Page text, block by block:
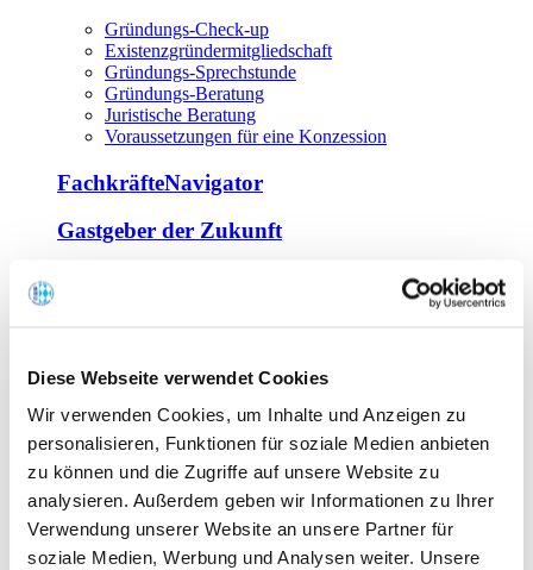
Diese Webseite verwendet Cookies
Wir verwenden Cookies, um Inhalte und Anzeigen zu
personalisieren, Funktionen für soziale Medien anbieten
zu können und die Zugriffe auf unsere Website zu
analysieren. Außerdem geben wir Informationen zu Ihrer
Verwendung unserer Website an unsere Partner für
soziale Medien, Werbung und Analysen weiter. Unsere
Gründungs-Check-up
Existenzgründermitgliedschaft
Gründungs-Sprechstunde
Gründungs-Beratung
Juristische Beratung
Voraussetzungen für eine Konzession
FachkräfteNavigator
Gastgeber der Zukunft
Offene Seminare
Tagen im Palais
Wirte-und Unternehmerbrief
Lernplattform BOUNTI
Partner
Branchennahe Organisationen